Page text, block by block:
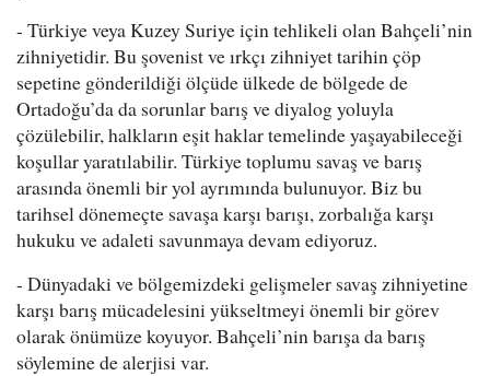
- Türkiye veya Kuzey Suriye için tehlikeli olan Bahçeli’nin
zihniyetidir. Bu şovenist ve ırkçı zihniyet tarihin çöp
sepetine gönderildiği ölçüde ülkede de bölgede de
Ortadoğu’da da sorunlar barış ve diyalog yoluyla
çözülebilir, halkların eşit haklar temelinde yaşayabileceği
koşullar yaratılabilir. Türkiye toplumu savaş ve barış
arasında önemli bir yol ayrımında bulunuyor. Biz bu
tarihsel dönemeçte savaşa karşı barışı, zorbalığa karşı
hukuku ve adaleti savunmaya devam ediyoruz.
- Dünyadaki ve bölgemizdeki gelişmeler savaş zihniyetine
karşı barış mücadelesini yükseltmeyi önemli bir görev
olarak önümüze koyuyor. Bahçeli’nin barışa da barış
söylemine de alerjisi var.